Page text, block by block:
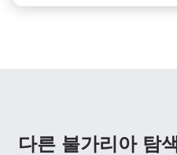
다른 불가리아 탐색